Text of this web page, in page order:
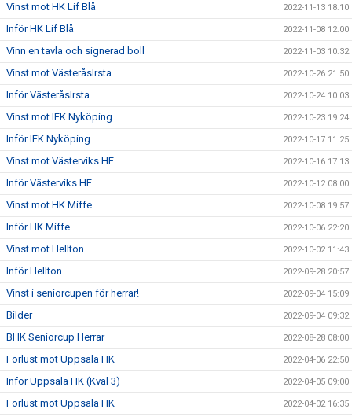
Vinst mot HK Lif Blå 2022-11-13 18:10
Inför HK Lif Blå 2022-11-08 12:00
Vinn en tavla och signerad boll 2022-11-03 10:32
Vinst mot VästeråsIrsta 2022-10-26 21:50
Inför VästeråsIrsta 2022-10-24 10:03
Vinst mot IFK Nyköping 2022-10-23 19:24
Inför IFK Nyköping 2022-10-17 11:25
Vinst mot Västerviks HF 2022-10-16 17:13
Inför Västerviks HF 2022-10-12 08:00
Vinst mot HK Miffe 2022-10-08 19:57
Inför HK Miffe 2022-10-06 22:20
Vinst mot Hellton 2022-10-02 11:43
Inför Hellton 2022-09-28 20:57
Vinst i seniorcupen för herrar! 2022-09-04 15:09
Bilder 2022-09-04 09:32
BHK Seniorcup Herrar 2022-08-28 08:00
Förlust mot Uppsala HK 2022-04-06 22:50
Inför Uppsala HK (Kval 3) 2022-04-05 09:00
Förlust mot Uppsala HK 2022-04-02 16:35